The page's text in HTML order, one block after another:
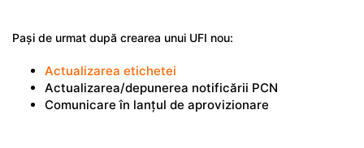
Pași de urmat după crearea unui UFI nou:
Actualizarea etichetei
Actualizarea/depunerea notificării PCN
Comunicare în lanțul de aprovizionare